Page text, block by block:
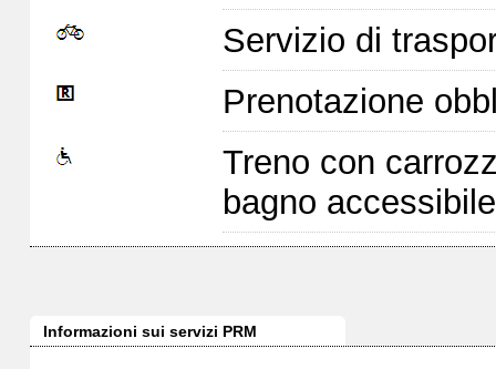
Servizio di
Prenotazione
Treno con
bagno
Informazioni sui servizi PRM